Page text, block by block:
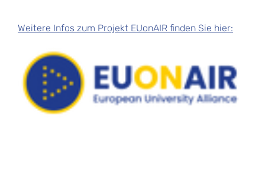
Weitere Infos zum Projekt EUonAIR finden Sie hier: